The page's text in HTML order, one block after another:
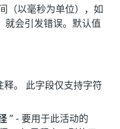
（以毫秒为单位），如
就会引发错误。默认值
释。 此字段仅支持字符
” - 要用于此活动的